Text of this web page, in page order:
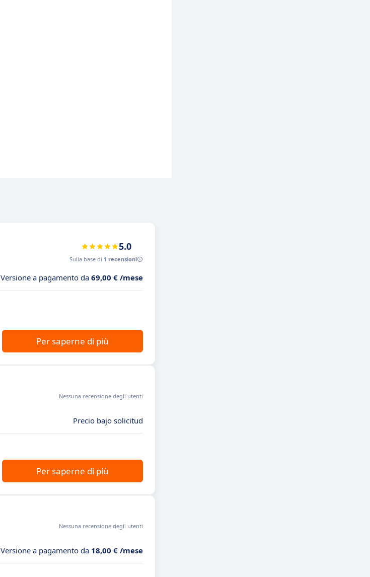
5.0
Sulla base di 1 recensioni
Versione a pagamento da 69,00 € /mese
Per saperne di più
Nessuna recensione degli utenti
Precio bajo solicitud
Per saperne di più
Nessuna recensione degli utenti
Versione a pagamento da 18,00 € /mese